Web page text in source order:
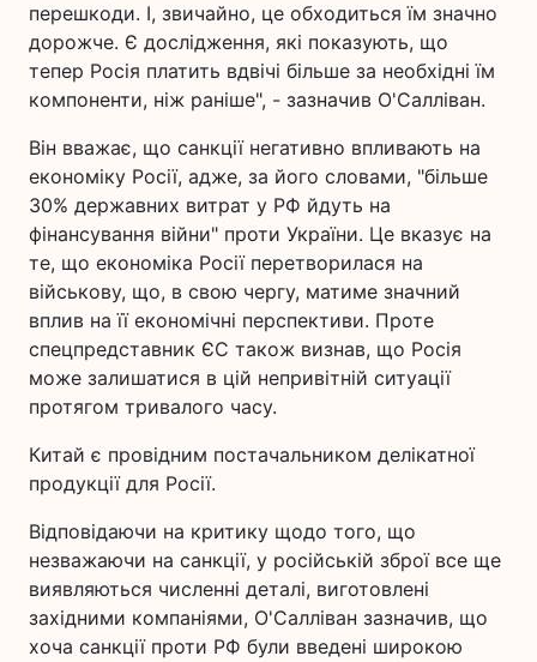
перешкоди. І, звичайно, це обходиться їм значно
дорожче. Є дослідження, які показують, що
тепер Росія платить вдвічі більше за необхідні їм
компоненти, ніж раніше", - зазначив О'Салліван.
Він вважає, що санкції негативно впливають на
економіку Росії, адже, за його словами, "більше
30% державних витрат у РФ йдуть на
фінансування війни" проти України. Це вказує на
те, що економіка Росії перетворилася на
військову, що, в свою чергу, матиме значний
вплив на її економічні перспективи. Проте
спецпредставник ЄС також визнав, що Росія
може залишатися в цій непривітній ситуації
протягом тривалого часу.
Китай є провідним постачальником делікатної
продукції для Росії.
Відповідаючи на критику щодо того, що
незважаючи на санкції, у російській зброї все ще
виявляються численні деталі, виготовлені
західними компаніями, О'Салліван зазначив, що
хоча санкції проти РФ були введені широкою